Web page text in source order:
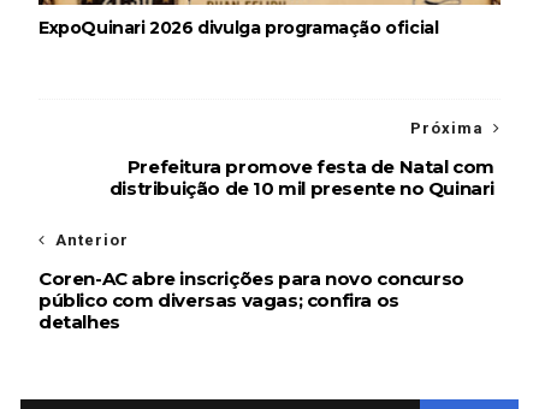
ExpoQuinari 2026 divulga programação oficial
Próxima
Prefeitura promove festa de Natal com
distribuição de 10 mil presente no Quinari
Anterior
Coren-AC abre inscrições para novo concurso
público com diversas vagas; confira os
detalhes